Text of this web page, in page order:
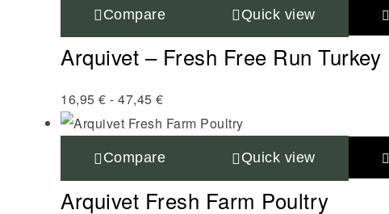
Compare Quick view
Arquivet – Fresh Free Run Turkey
16,95 € - 47,45 €
Compare Quick view
Arquivet Fresh Farm Poultry